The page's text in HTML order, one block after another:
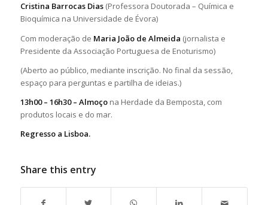
Cristina Barrocas Dias(Professora Doutorada – Química e
Bioquímica na Universidade de Évora)
Com moderação de Maria João de Almeida (jornalista e
Presidente da Associação Portuguesa de Enoturismo)
(Aberto ao público, mediante inscrição. No final da sessão,
espaço para perguntas e partilha de ideias.)
13h00 – 16h30 – Almoço na Herdade da Bemposta, com
produtos locais e do mar.
Regresso a Lisboa.
Share this entry